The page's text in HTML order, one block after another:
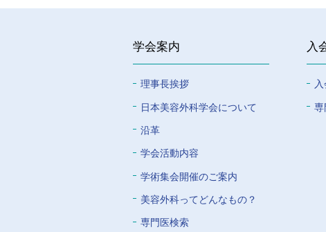
学会案内
理事長挨拶
⽇本美容外科学会について
沿革
学会活動内容
学術集会開催のご案内
美容外科ってどんなもの？
専門医検索
入
専